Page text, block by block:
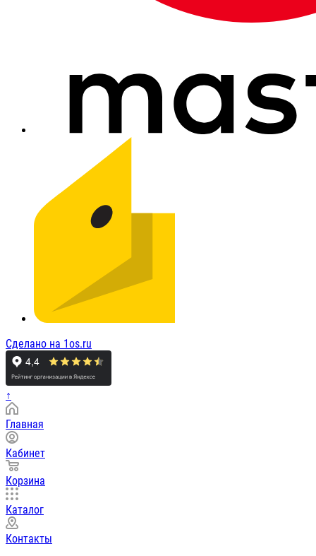
Сделано на 1os.ru
↑
Главная
Кабинет
Корзина
Каталог
Контакты